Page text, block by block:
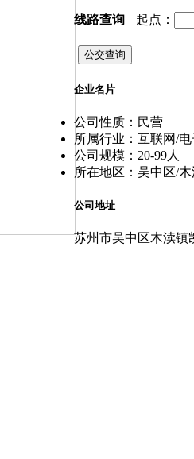
线路查询 起点：
企业名片
公司性质：民营
所属行业：互联网/
公司规模：20-99人
所在地区：吴中区/
公司地址
苏州市吴中区木渎镇